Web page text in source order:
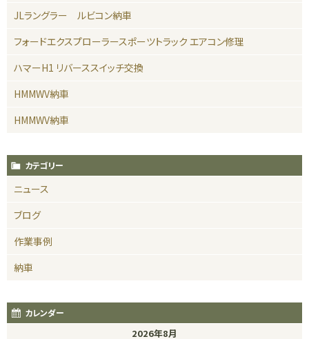
JLラングラー ルビコン納車
フォードエクスプローラースポーツトラック エアコン修理
ハマーH1 リバーススイッチ交換
HMMWV納車
HMMWV納車
カテゴリー
ニュース
ブログ
作業事例
納車
カレンダー
2026年8月